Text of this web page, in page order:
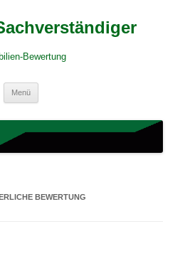
Bewertung
Menü Zum
springen
BEWERTUNG